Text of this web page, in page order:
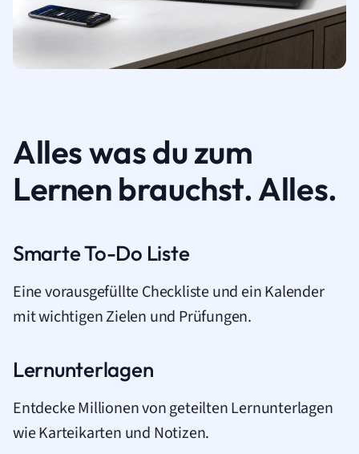
Alles was du zum
Lernen brauchst. Alles.
Smarte To-Do Liste
Eine vorausgefüllte Checkliste und ein Kalender
mit wichtigen Zielen und Prüfungen.
Lernunterlagen
Entdecke Millionen von geteilten Lernunterlagen
wie Karteikarten und Notizen.